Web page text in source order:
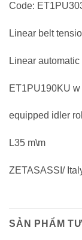
Code:
Linear belt
Linear
ET1PU190KU
equipped idler
L35 m\m
ZETASASSI/
SẢN PHẨM